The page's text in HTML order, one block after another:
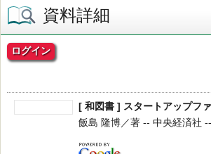
資料詳細
ログイン
[ 和図書 ] スタートアップフ
飯島 隆博／著 -- 中央経済社